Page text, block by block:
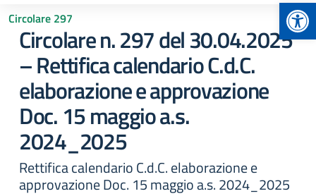
Circolare 297
Circolare n. 297 del 30.04.2025
– Rettifica calendario C.d.C.
elaborazione e approvazione
Doc. 15 maggio a.s.
2024_2025
Rettifica calendario C.d.C. elaborazione e
approvazione Doc. 15 maggio a.s. 2024_2025